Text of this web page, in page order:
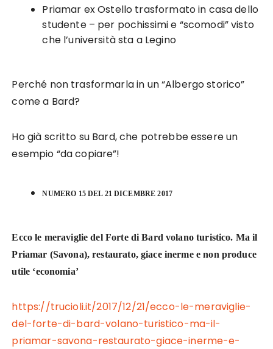
Priamar ex Ostello trasformato in casa dello
studente – per pochissimi e “scomodi” visto
che l’università sta a Legino
Perché non trasformarla in un “Albergo storico”
come a Bard?
Ho già scritto su Bard, che potrebbe essere un
esempio “da copiare”!
NUMERO 15 DEL 21 DICEMBRE 2017
Ecco le meraviglie del Forte di Bard volano turistico. Ma il
Priamar (Savona), restaurato, giace inerme e non produce
utile ‘economia’
https://trucioli.it/2017/12/21/ecco-le-meraviglie-
del-forte-di-bard-volano-turistico-ma-il-
priamar-savona-restaurato-giace-inerme-e-